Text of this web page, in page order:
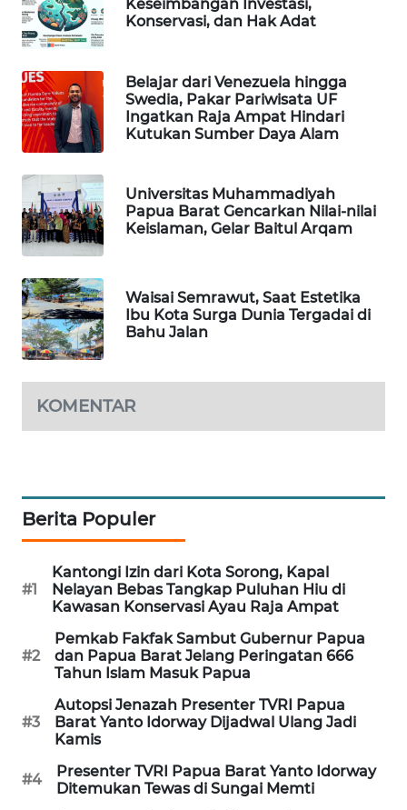
Keseimbangan Investasi,
Konservasi, dan Hak Adat
Belajar dari Venezuela hingga
Swedia, Pakar Pariwisata UF
Ingatkan Raja Ampat Hindari
Kutukan Sumber Daya Alam
Universitas Muhammadiyah
Papua Barat Gencarkan Nilai-nilai
Keislaman, Gelar Baitul Arqam
Waisai Semrawut, Saat Estetika
Ibu Kota Surga Dunia Tergadai di
Bahu Jalan
KOMENTAR
Berita Populer
#1
Kantongi Izin dari Kota Sorong, Kapal
Nelayan Bebas Tangkap Puluhan Hiu di
Kawasan Konservasi Ayau Raja Ampat
#2
Pemkab Fakfak Sambut Gubernur Papua
dan Papua Barat Jelang Peringatan 666
Tahun Islam Masuk Papua
#3
Autopsi Jenazah Presenter TVRI Papua
Barat Yanto Idorway Dijadwal Ulang Jadi
Kamis
#4
Presenter TVRI Papua Barat Yanto Idorway
Ditemukan Tewas di Sungai Memti
PORTAL
KONSUMEN
FORWAMKI
ALPERKLINAS
FORJASIDA
TAMBANG
SITUNGIR
NEWS
SIDIKALANG
NEWS
METRO
METRO
NEWS
JAKARTA
NEWS
KRT
NEWS